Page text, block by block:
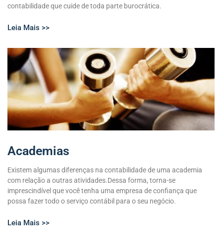
contabilidade que cuide de toda parte burocrática.
Leia Mais >>
Academias
Existem algumas diferenças na contabilidade de uma academia
com relação a outras atividades.Dessa forma, torna-se
imprescindível que você tenha uma empresa de confiança que
possa fazer todo o serviço contábil para o seu negócio.
Leia Mais >>